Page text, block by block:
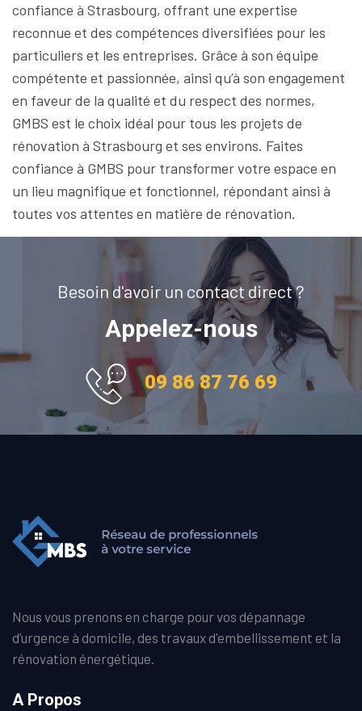
confiance à Strasbourg, offrant une expertise
reconnue et des compétences diversifiées pour les
particuliers et les entreprises. Grâce à son équipe
compétente et passionnée, ainsi qu’à son engagement
en faveur de la qualité et du respect des normes,
GMBS est le choix idéal pour tous les projets de
rénovation à Strasbourg et ses environs. Faites
confiance à GMBS pour transformer votre espace en
un lieu magnifique et fonctionnel, répondant ainsi à
toutes vos attentes en matière de rénovation.
Besoin d'avoir un contact direct ?
Appelez-nous
09 86 87 76 69
Nous vous prenons en charge pour vos dépannage
d’urgence à domicile, des travaux d'embellissement et la
rénovation énergétique.
A Propos